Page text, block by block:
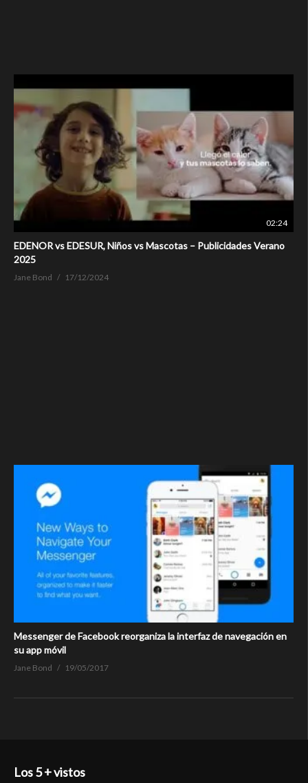
02:24
EDENOR vs EDESUR, Niños vs Mascotas – Publicidades Verano
2025
Jane Bond 17/12/2024
Messenger de Facebook reorganiza la interfaz de navegación en
su app móvil
Jane Bond 19/05/2017
Los 5 + vistos